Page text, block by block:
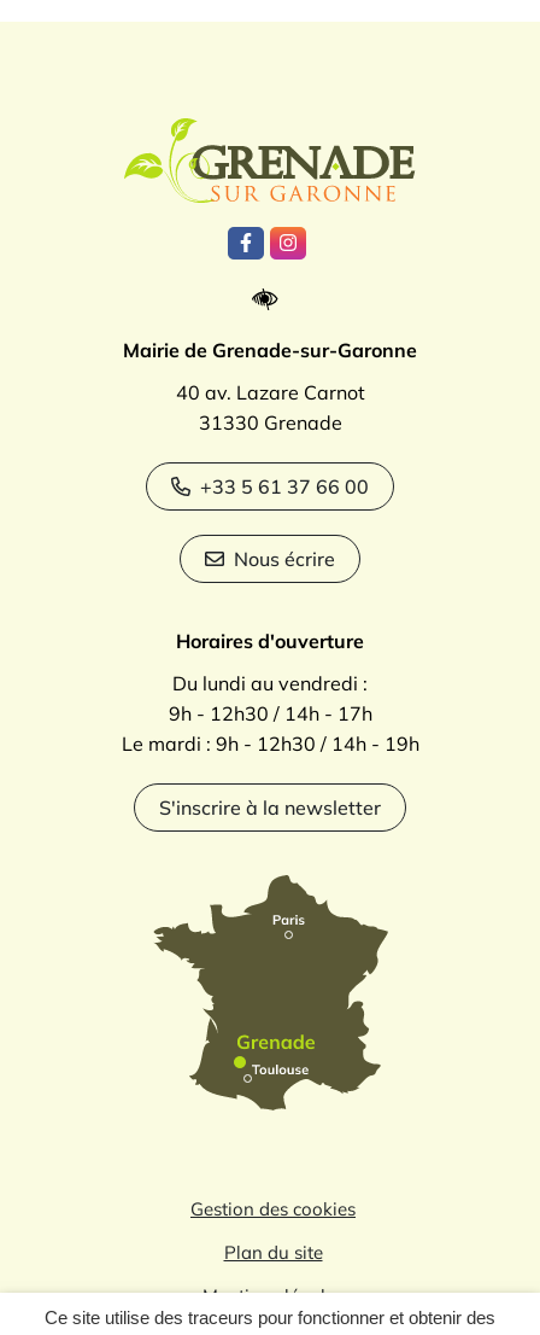
Ce site utilise des traceurs pour fonctionner et obtenir des
Lien vers le compte Facebook
Lien vers le compte
Mairie de Grenade-sur-Garonne
40 av. Lazare Carnot
31330 Grenade
+33 5 61 37 66 00
Nous écrire
Horaires d'ouverture
Du lundi au vendredi :
9h - 12h30 / 14h - 17h
Le mardi : 9h - 12h30 / 14h - 19h
S'inscrire à la newsletter
Gestion des cookies
Plan du site
Mentions légales